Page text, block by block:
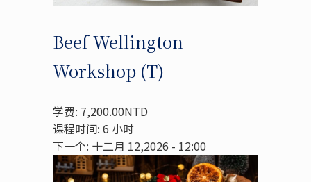
Beef Wellington
Workshop (T)
学费: 7,200.00NTD
课程时间: 6 小时
下一个: 十二月 12,2026 - 12:00